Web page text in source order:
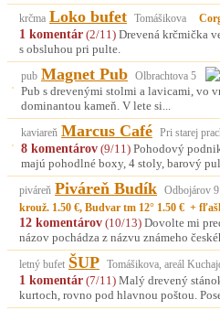
krčma Loko bufet Tomášikova
1 komentár (2/11) Drevená krčmička
s obsluhou pri pulte.
pub Magnet Pub Olbrachtova 5
Pub s drevenými stolmi a lavicami, vo
dominantou kameň. V lete si...
kaviareň Marcus Café Pri starej
8 komentárov (9/11) Pohodový
majú pohodlné boxy, 4 stoly, barový
piváreň Piváreň Budík Odbojárov 9
krouž. 1.50 €, Budvar tm 12° 1.50 € +
12 komentárov (10/13) Dovolte mi
názov pochádza z názvu známeho
letný bufet ŠUP Tomášikova, areál
1 komentár (7/11) Malý drevený
kurtoch, rovno pod hlavnou poštou.